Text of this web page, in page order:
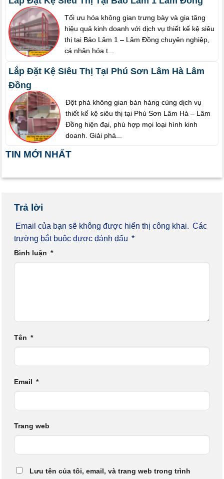
Tối ưu hóa không gian trưng bày và gia tăng
hiệu quả kinh doanh với dịch vụ thiết kế kệ siêu
thị tại Bảo Lâm 1 – Lâm Đồng chuyên nghiệp,
cá nhân hóa t...
Lắp Đặt Kệ Siêu Thị Tại Phú Sơn Lâm Hà Lâm
Đồng
Đột phá không gian bán hàng cùng dịch vụ
thiết kế kệ siêu thị tại Phú Sơn Lâm Hà – Lâm
Đồng hiện đại, phù hợp mọi loại hình kinh
doanh. Giải phá...
TIN MỚI NHẤT
Trả lời
Email của bạn sẽ không được hiển thị công khai. Các
trường bắt buộc được đánh dấu *
Bình luận *
Tên *
Email *
Trang web
Lưu tên của tôi, email, và trang web trong trình